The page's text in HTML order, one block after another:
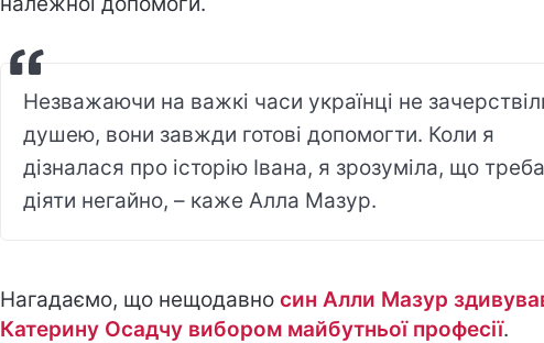
Незважаючи на важкі часи українці не
душею, вони завжди готові допомогти. Коли я
дізналася про історію Івана, я зрозуміла, що треба
діяти негайно, – каже Алла Мазур.
Нагадаємо, що нещодавно син Алли Мазур
Катерину Осадчу вибором майбутньої професії.